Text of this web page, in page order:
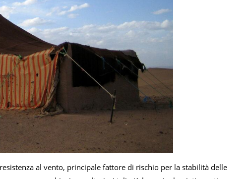
al vento, principale fattore di rischio per la stabilità delle